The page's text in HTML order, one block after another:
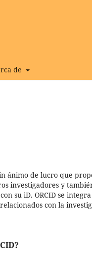
de
ánimo de lucro que
investigadores y
su iD. ORCID se
con la